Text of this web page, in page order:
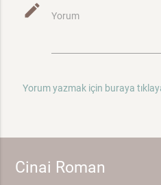
mode_edit Yorum
Yorum yazmak için buraya
Cinai Roman